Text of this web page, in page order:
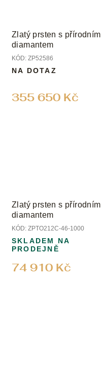
Zlatý prsten s přírodním
diamantem
KÓD: ZP52586
355 650 Kč
NA DOTAZ
Zlatý prsten s přírodním
diamantem
KÓD: ZPTO212C-46-1000
74 910 Kč
SKLADEM NA
PRODEJNĚ